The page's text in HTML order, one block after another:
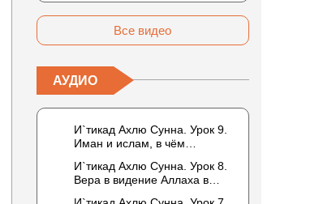
Все видео
АУДИО
И`тикад Ахлю Сунна. Урок 9.
Иман и ислам, в чём
то обитателем Рая или Ада?
И`тикад Ахлю Сунна. Урок 8.
Вера в видение Аллаха в